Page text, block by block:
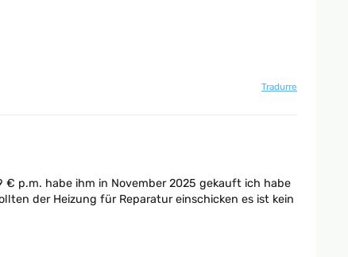
Tradurre
p.m. habe ihm in November 2025 gekauft ich habe
der Heizung für Reparatur einschicken es ist kein